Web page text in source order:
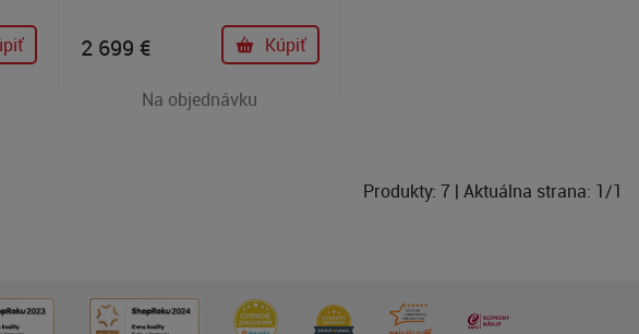
II,
systémom, 150 000Pix TTL
meraním, ktorá fotí rýchlosťou až
2 699 € Kúpiť
Na objednávku
Produkty: 7 | Aktuálna strana: 1/1